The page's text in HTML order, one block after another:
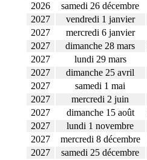
2026
samedi 26 décembre
2027
vendredi 1 janvier
2027
mercredi 6 janvier
2027
dimanche 28 mars
2027
lundi 29 mars
2027
dimanche 25 avril
2027
samedi 1 mai
2027
mercredi 2 juin
2027
dimanche 15 août
2027
lundi 1 novembre
2027
mercredi 8 décembre
2027
samedi 25 décembre